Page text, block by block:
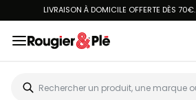
LIVRAISON À DOMICILE OFFERTE DÈS 70€.